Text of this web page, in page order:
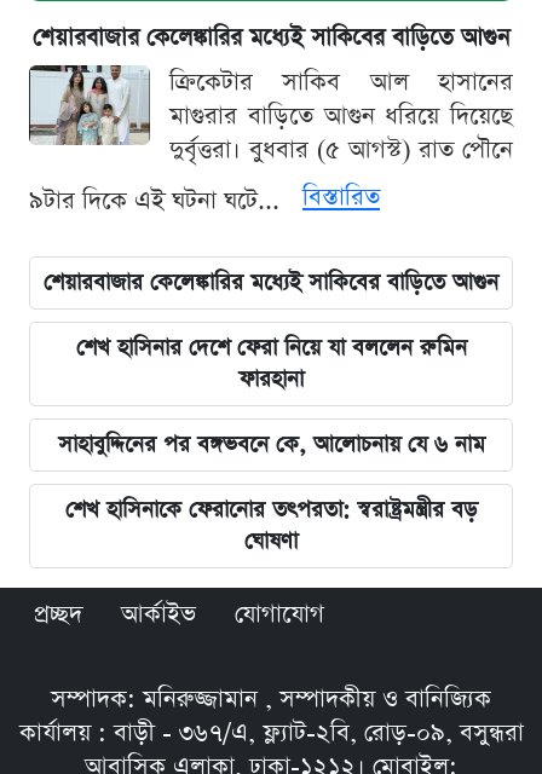
শেয়ারবাজার কেলেঙ্কারির মধ্যেই সাকিবের বাড়িতে আগুন
ক্রিকেটার সাকিব আল হাসানের
মাগুরার বাড়িতে আগুন ধরিয়ে দিয়েছে
দুর্বৃত্তরা। বুধবার (৫ আগস্ট) রাত পৌনে
৯টার দিকে এই ঘটনা ঘটে...
বিস্তারিত
শেয়ারবাজার কেলেঙ্কারির মধ্যেই সাকিবের বাড়িতে আগুন
শেখ হাসিনার দেশে ফেরা নিয়ে যা বললেন রুমিন
ফারহানা
সাহাবুদ্দিনের পর বঙ্গভবনে কে, আলোচনায় যে ৬ নাম
শেখ হাসিনাকে ফেরানোর তৎপরতা: স্বরাষ্ট্রমন্ত্রীর বড়
ঘোষণা
প্রচ্ছদ আর্কাইভ যোগাযোগ
সম্পাদক: মনিরুজ্জামান , সম্পাদকীয় ও বানিজ্যিক
কার্যালয় : বাড়ী - ৩৬৭/এ, ফ্ল্যাট-২বি, রোড়-০৯, বসুন্ধরা